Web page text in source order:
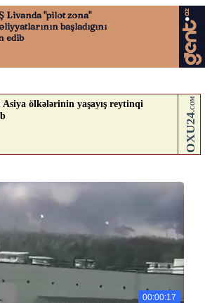
00:00:17